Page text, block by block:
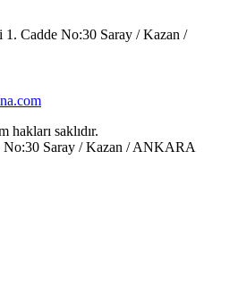
1. Cadde No:30 Saray / Kazan /
hakları saklıdır.
No:30 Saray / Kazan / ANKARA